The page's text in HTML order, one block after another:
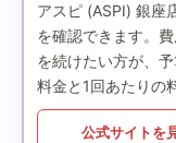
アスピ (ASPI) 銀座
を確認できます。
を続けたい方が、
料金と1回あたりの
公式サイトを